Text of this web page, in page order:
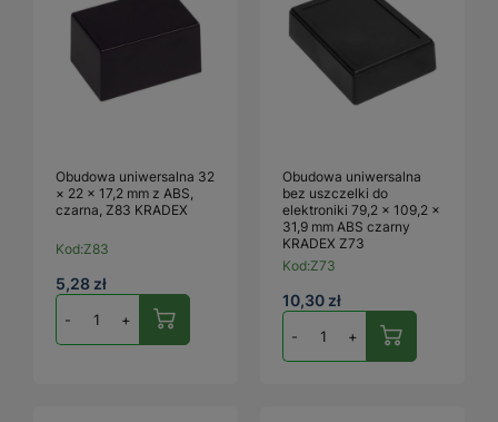
Obudowa uniwersalna 32
× 22 × 17,2 mm z ABS,
czarna, Z83 KRADEX
Kod:Z83
5,28 zł
- +
Obudowa uniwersalna
bez uszczelki do
elektroniki 79,2 × 109,2 ×
31,9 mm ABS czarny
KRADEX Z73
Kod:Z73
10,30 zł
- +